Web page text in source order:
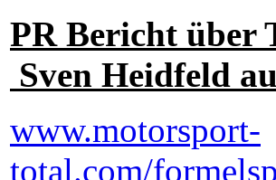
PR Bericht über
Sven Heidfeld
www.motorsport-
total.com/